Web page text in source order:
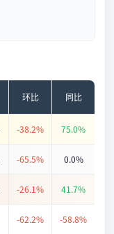
环比 同比
-38.2% 75.0%
-65.5% 0.0%
-26.1% 41.7%
-62.2% -58.8%